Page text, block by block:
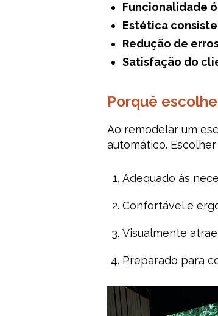
Funcionalidade
Estética
Redução de
Satisfação do
Porquê
Ao remodelar um
automático.
Adequado às
Confortável e
Visualmente
Preparado para